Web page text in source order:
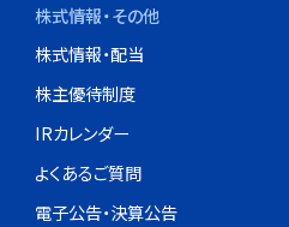
株式情報・その他
株式情報・配当
株主優待制度
IRカレンダー
よくあるご質問
電子公告・決算公告